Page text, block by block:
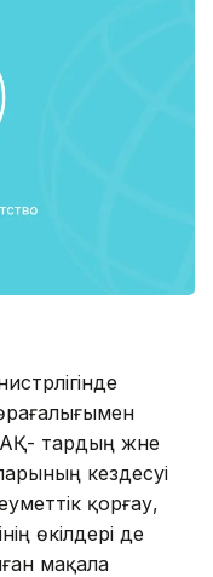
тардың және
кездесуі
қорғау,
өкілдері де
мақала